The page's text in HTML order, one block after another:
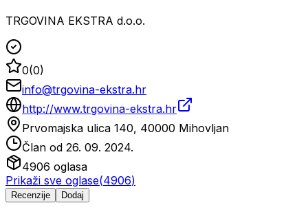
TRGOVINA EKSTRA d.o.o.
0(0)
info@trgovina-ekstra.hr
http://www.trgovina-ekstra.hr
Prvomajska ulica 140, 40000 Mihovljan
Član od 26. 09. 2024.
4906 oglasa
Prikaži sve oglase(4906)
Recenzije Dodaj